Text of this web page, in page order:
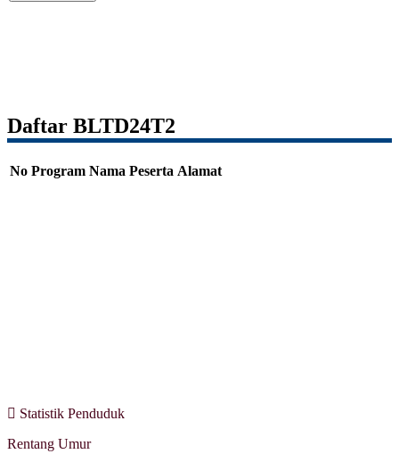
Daftar BLTD24T2
No Program Nama Peserta Alamat
Statistik Penduduk
Rentang Umur